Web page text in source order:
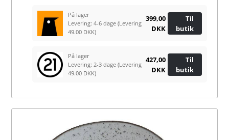
På lager
Levering: 4-6 dage(Levering
49.00 DKK)
399,00
DKK
Til
butik
På lager
Levering: 2-3 dage(Levering
49.00 DKK)
427,00
DKK
Til
butik